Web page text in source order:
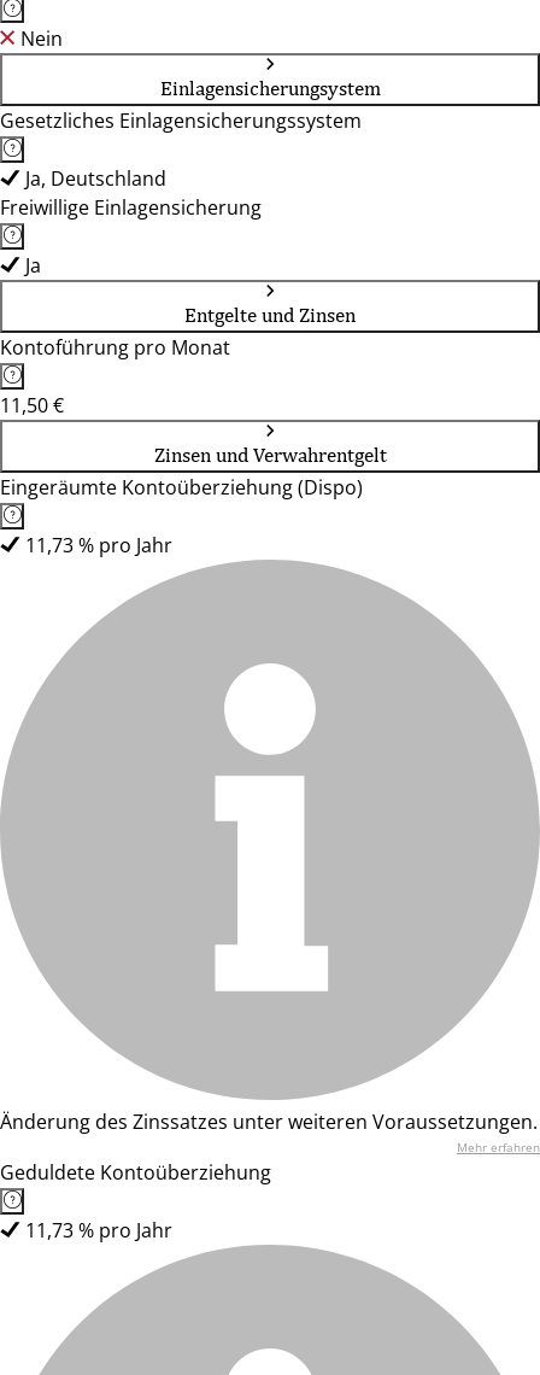
Nein
Einlagensicherungsystem
Gesetzliches Einlagensicherungssystem
Ja, Deutschland
Freiwillige Einlagensicherung
Ja
Entgelte und Zinsen
Kontoführung pro Monat
11,50 €
Zinsen und Verwahrentgelt
Eingeräumte Kontoüberziehung (Dispo)
11,73 % pro Jahr
Änderung des Zinssatzes unter weiteren Voraussetzungen.
Mehr erfahren
Geduldete Kontoüberziehung
11,73 % pro Jahr